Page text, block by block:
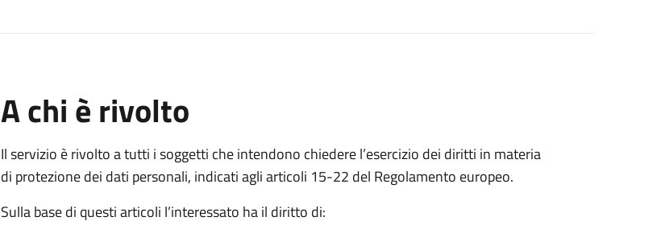
A chi è rivolto
Il servizio è rivolto a tutti i soggetti che intendono chiedere l’esercizio dei diritti in materia
di protezione dei dati personali, indicati agli articoli 15-22 del Regolamento europeo.
Sulla base di questi articoli l’interessato ha il diritto di: